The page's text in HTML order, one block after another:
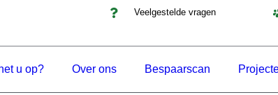
Veelgestelde vragen
u op? Over ons Bespaarscan